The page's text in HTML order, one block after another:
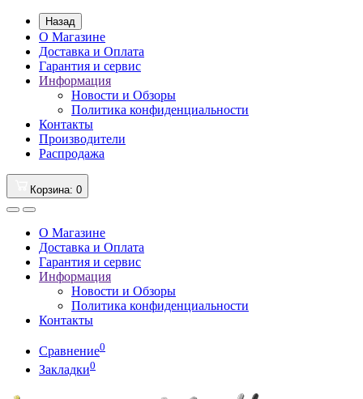
Назад
О Магазине
Доставка и Оплата
Гарантия и сервис
Информация
Новости и Обзоры
Политика конфиденциальности
Контакты
Производители
Распродажа
Корзина: 0
О Магазине
Доставка и Оплата
Гарантия и сервис
Информация
Новости и Обзоры
Политика конфиденциальности
Контакты
Сравнение0
Закладки0